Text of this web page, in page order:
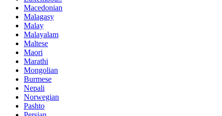
Macedonian
Malagasy
Malay
Malayalam
Maltese
Maori
Marathi
Mongolian
Burmese
Nepali
Norwegian
Pashto